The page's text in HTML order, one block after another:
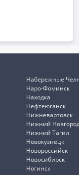
Набережные
Наро-Фоминск
Находка
Нефтеюганск
Нижневартовск
Нижний
Нижний Тагил
Новокузнецк
Новороссийск
Новосибирск
Ногинск